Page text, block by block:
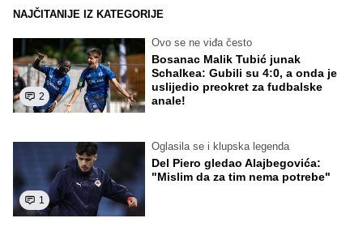
NAJČITANIJE IZ KATEGORIJE
2
Ovo se ne viđa često
Bosanac Malik Tubić junak
Schalkea: Gubili su 4:0, a onda je
uslijedio preokret za fudbalske
anale!
1
Oglasila se i klupska legenda
Del Piero gledao Alajbegovića:
"Mislim da za tim nema potrebe"